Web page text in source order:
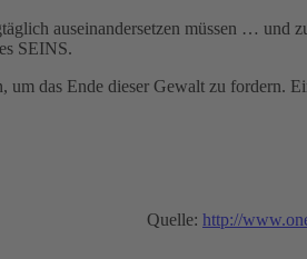
auseinandersetzen müssen … und
SEINS.
das Ende dieser Gewalt zu fordern.
Quelle: http://